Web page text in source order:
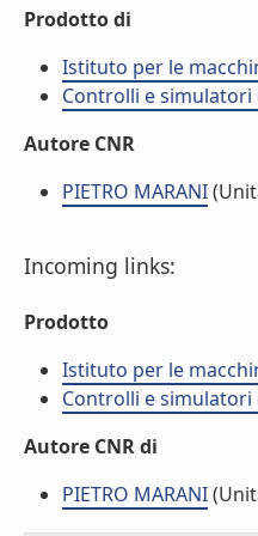
Prodotto di
Istituto per le
Controlli e simulatori
Autore CNR
PIETRO MARANI
Incoming links:
Prodotto
Istituto per le
Controlli e simulatori
Autore CNR di
PIETRO MARANI